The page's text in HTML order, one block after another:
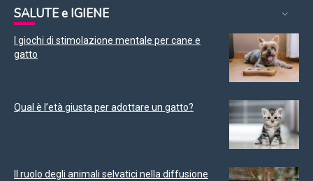
SALUTE e IGIENE
I giochi di stimolazione mentale per cane e
gatto
Qual è l’età giusta per adottare un gatto?
Il ruolo degli animali selvatici nella diffusione